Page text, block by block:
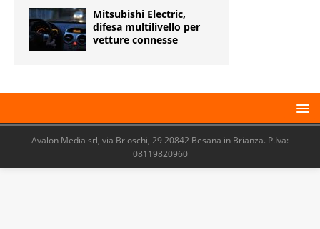
Mitsubishi Electric,
difesa multilivello per
vetture connesse
Avalon Media srl, via Brioschi, 29 20842 Besana in Brianza. P.Iva:
08119820960